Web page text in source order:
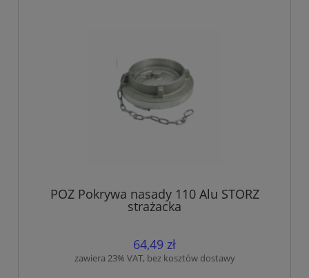
POZ Pokrywa nasady 110 Alu STORZ
strażacka
64,49 zł
zawiera 23% VAT, bez kosztów dostawy